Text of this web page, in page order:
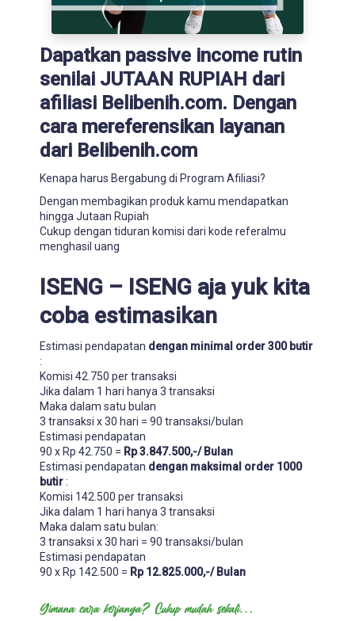
Dapatkan passive income rutin
senilai JUTAAN RUPIAH dari
afiliasi Belibenih.com. Dengan
cara mereferensikan layanan
dari Belibenih.com
Kenapa harus Bergabung di Program Afiliasi?
Dengan membagikan produk kamu mendapatkan
hingga Jutaan Rupiah
Cukup dengan tiduran komisi dari kode referalmu
menghasil uang
ISENG – ISENG aja yuk kita
coba estimasikan
Estimasi pendapatan dengan minimal order 300 butir
:
Komisi 42.750 per transaksi
Jika dalam 1 hari hanya 3 transaksi
Maka dalam satu bulan
3 transaksi x 30 hari = 90 transaksi/bulan
Estimasi pendapatan
90 x Rp 42.750 = Rp 3.847.500,-/ Bulan
Estimasi pendapatan dengan maksimal order 1000
butir:
Komisi 142.500 per transaksi
Jika dalam 1 hari hanya 3 transaksi
Maka dalam satu bulan:
3 transaksi x 30 hari = 90 transaksi/bulan
Estimasi pendapatan
90 x Rp 142.500 = Rp 12.825.000,-/ Bulan
Gimana cara kerjanya? Cukup mudah sekali…